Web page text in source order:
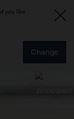
you like
Change